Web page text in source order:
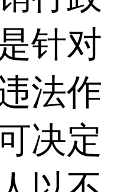
针对
法作
决定